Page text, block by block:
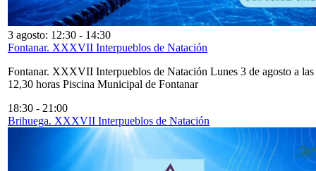
3 agosto: 12:30 - 14:30
Fontanar. XXXVII Interpueblos de Natación
Fontanar. XXXVII Interpueblos de Natación Lunes 3 de agosto a las
12,30 horas Piscina Municipal de Fontanar
18:30 - 21:00
Brihuega. XXXVII Interpueblos de Natación